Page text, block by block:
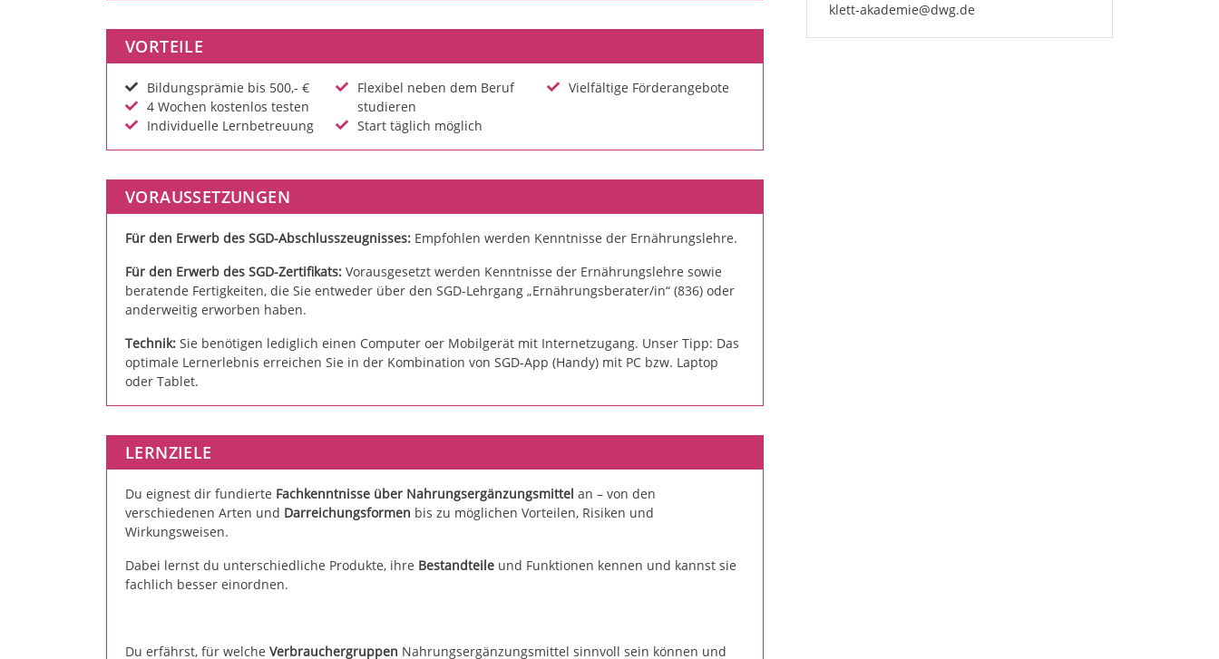
VORTEILE
Bildungsprämie bis 500,- €
4 Wochen kostenlos testen
Individuelle Lernbetreuung
Flexibel neben dem Beruf
studieren
Start täglich möglich
Vielfältige Förderangebote
VORAUSSETZUNGEN
Für den Erwerb des SGD-Abschlusszeugnisses: Empfohlen werden Kenntnisse der Ernährungslehre.
Für den Erwerb des SGD-Zertifikats: Vorausgesetzt werden Kenntnisse der Ernährungslehre sowie
beratende Fertigkeiten, die Sie entweder über den SGD-Lehrgang „Ernährungsberater/in“ (836) oder
anderweitig erworben haben.
Technik: Sie benötigen lediglich einen Computer oer Mobilgerät mit Internetzugang. Unser Tipp: Das
optimale Lernerlebnis erreichen Sie in der Kombination von SGD-App (Handy) mit PC bzw. Laptop
oder Tablet.
LERNZIELE
Du eignest dir fundierte Fachkenntnisse über Nahrungsergänzungsmittel an – von den
verschiedenen Arten und Darreichungsformen bis zu möglichen Vorteilen, Risiken und
Wirkungsweisen.
Dabei lernst du unterschiedliche Produkte, ihre Bestandteile und Funktionen kennen und kannst sie
fachlich besser einordnen.
Du erfährst, für welche Verbrauchergruppen Nahrungsergänzungsmittel sinnvoll sein können und
klett-akademie@dwg.de